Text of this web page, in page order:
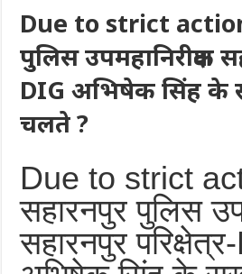
Due to strict
पुलिस उपमहानिरीक्षक
DIG अभिषेक सिंह
चलते ?
Due to strict
सहारनपुर पुलिस
सहारनपुर